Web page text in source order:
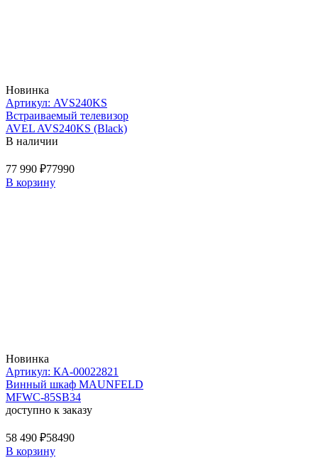
Новинка
Артикул: AVS240KS
Встраиваемый телевизор
AVEL AVS240KS (Black)
В наличии
77 990 ₽77990
В корзину
Новинка
Артикул: КА-00022821
Винный шкаф MAUNFELD
MFWC-85SB34
доступно к заказу
58 490 ₽58490
В корзину